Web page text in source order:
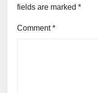
fields are marked *
Comment*